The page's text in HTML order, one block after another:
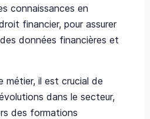
connaissances en
financier, pour assurer
données financières et
métier, il est crucial de
dans le secteur,
des formations